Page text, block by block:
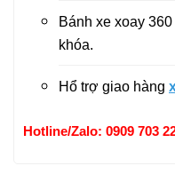
Bánh xe xoay
khóa.
Hổ trợ giao hàng
Hotline/Zalo: 0909 703